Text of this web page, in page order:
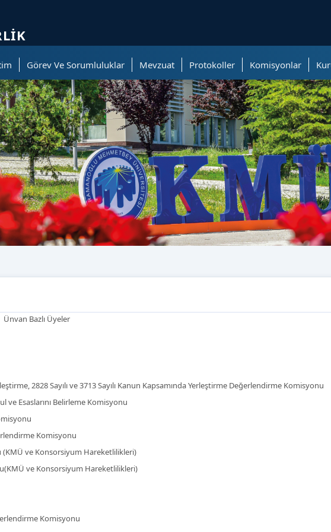
Görev Ve Sorumluluklar Mevzuat Protokoller Komisyonlar
Bazlı Üyeler
2828 Sayılı ve 3713 Sayılı Kanun Kapsamında Yerleştirme Değerlendirme Komisyonu
ve Esaslarını Belirleme Komisyonu
Komisyonu
ve Konsorsiyum Hareketlilikleri)
ve Konsorsiyum Hareketlilikleri)
Komisyonu